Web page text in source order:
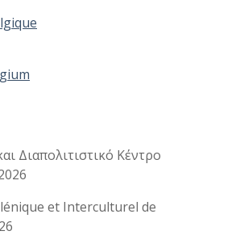
Διαπολιτιστικό Κέντρο
et Interculturel de